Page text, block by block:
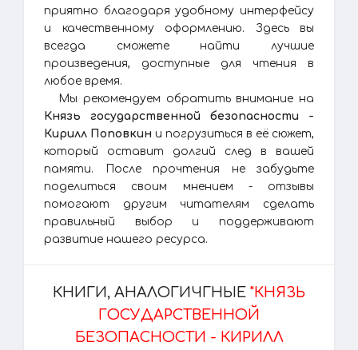
приятно благодаря удобному интерфейсу
и качественному оформлению. Здесь вы
всегда сможете найти лучшие
произведения, доступные для чтения в
любое время.
Мы рекомендуем обратить внимание на
Князь государственной безопасности -
Кирилл Поповкин и погрузиться в её сюжет,
который оставит долгий след в вашей
памяти. После прочтения не забудьте
поделиться своим мнением - отзывы
помогают другим читателям сделать
правильный выбор и поддерживают
развитие нашего ресурса.
КНИГИ, АНАЛОГИЧГНЫЕ "КНЯЗЬ
ГОСУДАРСТВЕННОЙ
БЕЗОПАСНОСТИ - КИРИЛЛ